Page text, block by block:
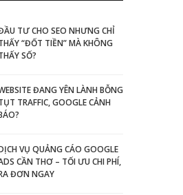
TƯ CHO SEO NHƯNG CHỈ
“ĐỐT TIỀN” MÀ KHÔNG
SỐ?
ĐANG YÊN LÀNH BỖNG
TRAFFIC, GOOGLE CẢNH
VỤ QUẢNG CÁO GOOGLE
CẦN THƠ – TỐI ƯU CHI PHÍ,
ĐƠN NGAY